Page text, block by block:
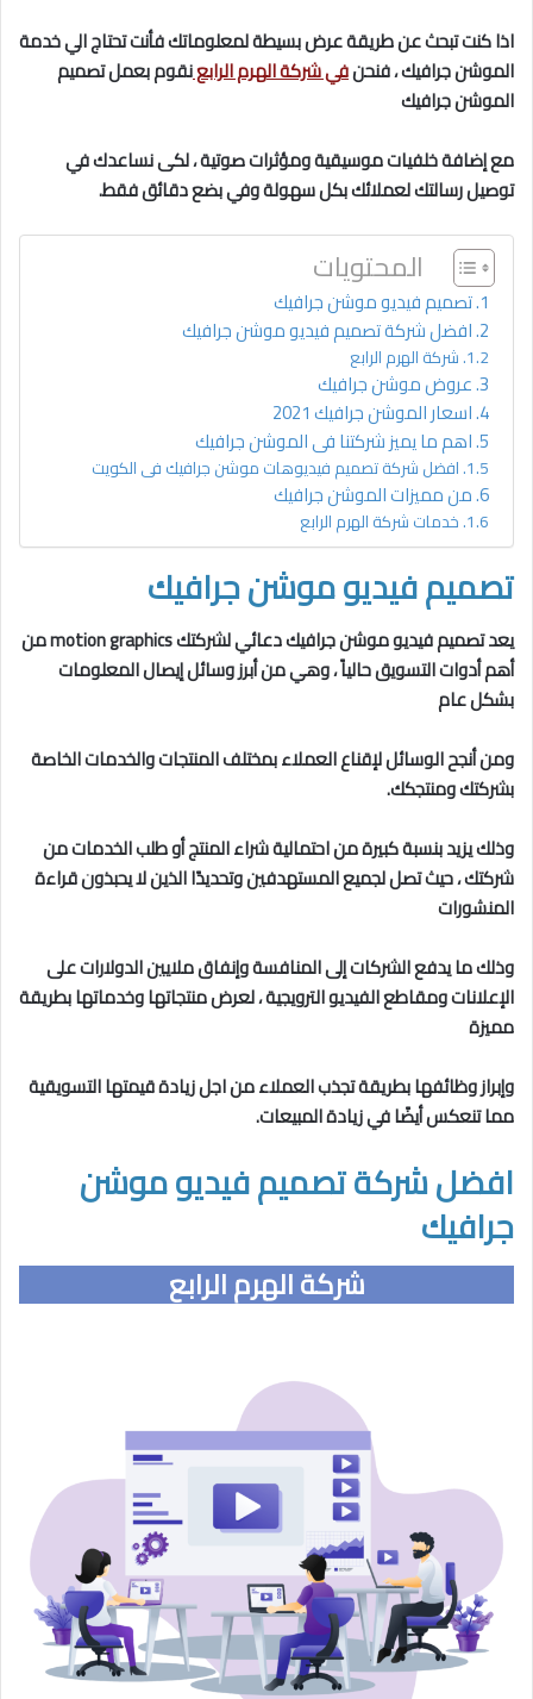
اذا كنت تبحث عن طريقة عرض بسيطة لمعلوماتك فأنت تحتاج الي خدمة
الموشن جرافيك ، فنحنفي شركة الهرم الرابعنقوم بعمل تصميم
الموشن جرافيك
مع إضافة خلفيات موسيقية ومؤثرات صوتية ، لكى نساعدك في
توصيل رسالتك لعملائك بكل سهولة وفي بضع دقائق فقط.
المحتويات
تصميم فيديو موشن جرافيك
افضل شركة تصميم فيديو موشن جرافيك
شركة الهرم الرابع
عروض موشن جرافيك
اسعار الموشن جرافيك 2021
اهم ما يميز شركتنا فى الموشن جرافيك
افضل شركة تصميم فيديوهات موشن جرافيك فى الكويت
من مميزات الموشن جرافيك
خدمات شركة الهرم الرابع
تصميم فيديو موشن جرافيك
يعد تصميمفيديو موشن جرافيك دعائي لشركتك motion graphics
من
أهم أدوات التسويق حالياً ، وهي من أبرز وسائل إيصال المعلومات
بشكل عام
ومن أنجح الوسائل لإقناع العملاء بمختلف المنتجات والخدمات الخاصة
بشركتك ومنتجكك.
وذلك يزيد بنسبة كبيرة من احتمالية شراء المنتج أو طلب الخدمات من
شركتك ، حيث تصل لجميع المستهدفين وتحديدًا الذين لا يحبذون قراءة
المنشورات
وذلك ما يدفع الشركات إلى المنافسة وإنفاق ملايين الدولارات على
الإعلانات ومقاطع الفيديو الترويجية ، لعرض منتجاتها وخدماتها بطريقة
مميزة
وإبراز وظائفها بطريقة تجذب العملاء من اجل زيادة قيمتها التسويقية
مما تنعكس أيضًا في زيادة المبيعات.
افضلشركة تصميم فيديو موشن
جرافيك
شركة الهرم الرابع